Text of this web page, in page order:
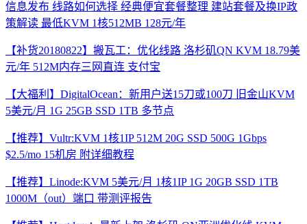
信息发布 线路如何选择 经典便宜套餐整理 建站套餐及换IP政
策解读 最低KVM 1核512MB 128元/年
【补货20180822】搬瓦工：优化线路 洛杉矶QN KVM 18.79美
元/年 512M内存三网直连 支付宝
【大福利】DigitalOcean：新用户送15刀或100刀 旧金山KVM
5美元/月 1G 25GB SSD 1TB 多节点
【推荐】Vultr:KVM 1核1IP 512M 20G SSD 500G 1Gbps
$2.5/mo 15机房 附详细教程
【推荐】Linode:KVM 5美元/月 1核1IP 1G 20GB SSD 1TB
1000M（out）端口 带测评报告